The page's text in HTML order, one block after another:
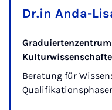
Dr.in Anda-
Beratung für